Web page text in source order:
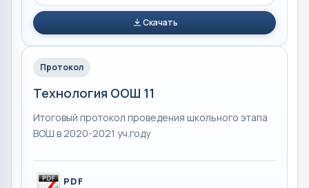
Скачать
Протокол
Технология ООШ 11
Итоговый протокол проведения школьного этапа
ВОШ в 2020-2021 уч.году
PDF